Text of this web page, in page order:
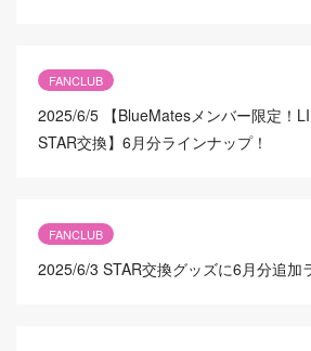
FANCLUB
2025/6/5 【BlueMatesメンバー限定！
STAR交換】6月分ラインナップ！
FANCLUB
2025/6/3 STAR交換グッズに6月分追加